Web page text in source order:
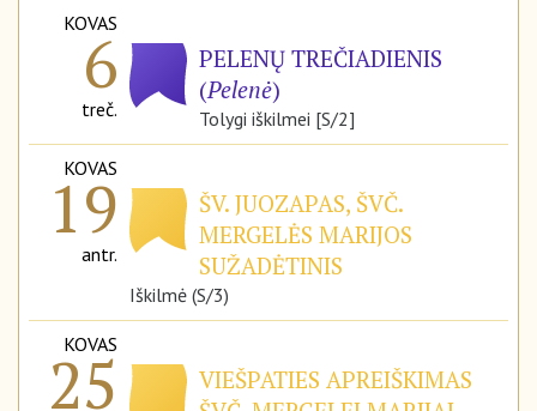
KOVAS
6
treč.
PELENŲ TREČIADIENIS
(Pelenė)
Tolygi iškilmei [S/2]
KOVAS
19
antr.
ŠV. JUOZAPAS, ŠVČ.
MERGELĖS MARIJOS
SUŽADĖTINIS
Iškilmė (S/3)
KOVAS
25
VIEŠPATIES APREIŠKIMAS